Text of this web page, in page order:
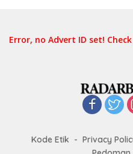
Error, no Advert ID set!
Kode Etik Privacy